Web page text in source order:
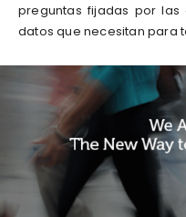
preguntas fijadas por
datos que necesitan para